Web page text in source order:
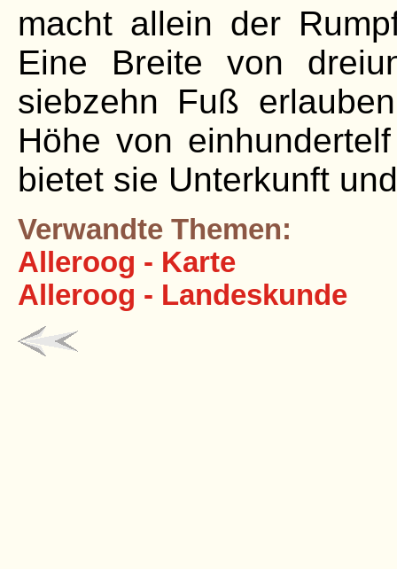
macht allein der
Eine Breite von
siebzehn Fuß
Höhe von
bietet sie Unterkunft
Verwandte Themen:
Alleroog - Karte
Alleroog - Landeskunde